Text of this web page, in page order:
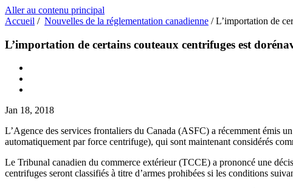
Aller au contenu principal
Accueil / Nouvelles de la réglementation canadienne /L’importation de
L’importation de certains couteaux centrifuges est
Jan 18, 2018
L’Agence des services frontaliers du Canada (ASFC) a récemment émis
automatiquement par force centrifuge), qui sont maintenant considérés
Le Tribunal canadien du commerce extérieur (TCCE) a prononcé une
centrifuges seront classifiés à titre d’armes prohibées si les conditions